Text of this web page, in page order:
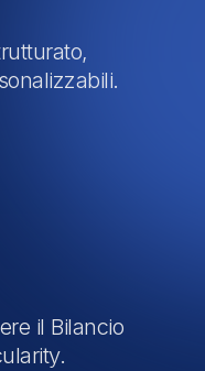
il Bilancio